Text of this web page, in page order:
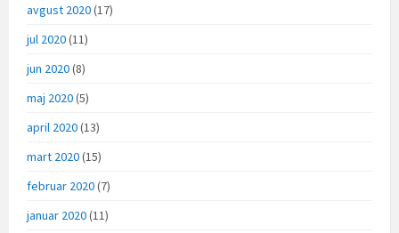
avgust 2020(17)
jul 2020(11)
jun 2020(8)
maj 2020(5)
april 2020(13)
mart 2020(15)
februar 2020(7)
januar 2020(11)